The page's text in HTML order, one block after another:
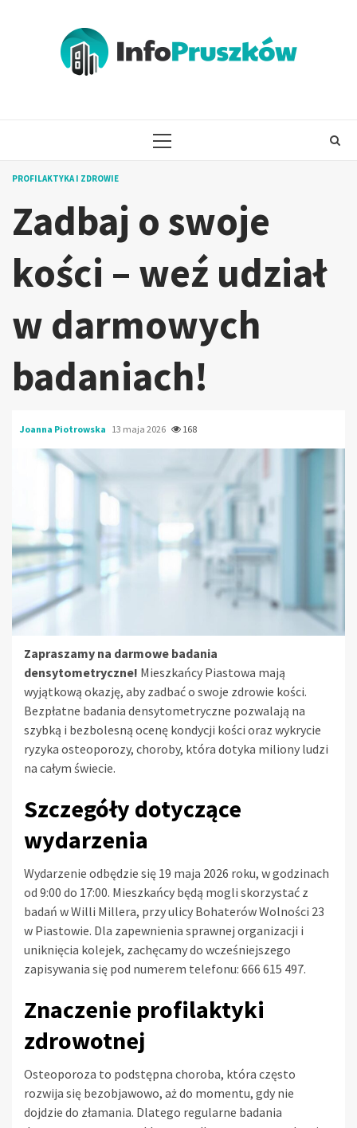
PRIMARY
PROFILAKTYKA I ZDROWIE
Zadbaj o swoje
kości – weź udział
w darmowych
badaniach!
Joanna Piotrowska 13 maja 2026 168
Zapraszamy na darmowe badania
densytometryczne! Mieszkańcy Piastowa mają
wyjątkową okazję, aby zadbać o swoje zdrowie kości.
Bezpłatne badania densytometryczne pozwalają na
szybką i bezbolesną ocenę kondycji kości oraz wykrycie
ryzyka osteoporozy, choroby, która dotyka miliony ludzi
na całym świecie.
Szczegóły dotyczące
wydarzenia
Wydarzenie odbędzie się 19 maja 2026 roku, w godzinach
od 9:00 do 17:00. Mieszkańcy będą mogli skorzystać z
badań w Willi Millera, przy ulicy Bohaterów Wolności 23
w Piastowie. Dla zapewnienia sprawnej organizacji i
uniknięcia kolejek, zachęcamy do wcześniejszego
zapisywania się pod numerem telefonu: 666 615 497.
Znaczenie profilaktyki
zdrowotnej
Osteoporoza to podstępna choroba, która często
rozwija się bezobjawowo, aż do momentu, gdy nie
dojdzie do złamania. Dlatego regularne badania